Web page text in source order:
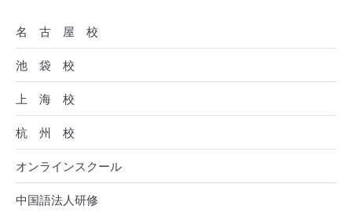
名 古 屋 校
池 袋 校
上 海 校
杭 州 校
オンラインスクール
中国語法人研修